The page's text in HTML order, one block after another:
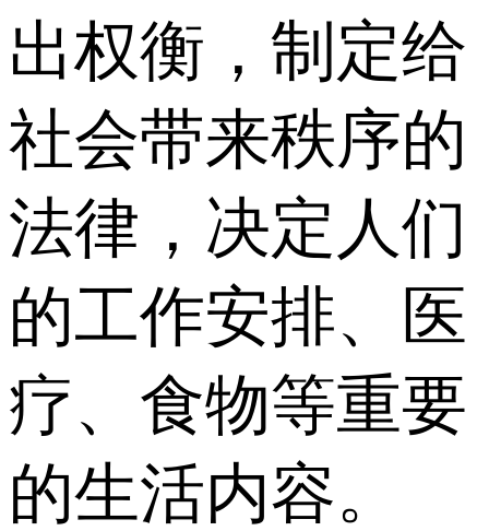
出权衡，制定给
社会带来秩序的
法律，决定人们
的工作安排、医
疗、食物等重要
的生活内容。